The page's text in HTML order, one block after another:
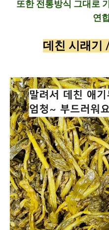
또한 전통방식 그대로
연
데친 시래기